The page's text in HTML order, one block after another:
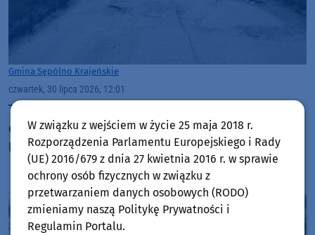
Gmina Sępólno Krajeńskie
czwartek, 30 lipca 2026, 12:01
Trwają prace projektowe związane z budową drogi
do Punktu Selektywnej Zbiórki Odpadów
Komunalnych w Sępólnie Krajeńskim
W związku z wejściem w życie 25 maja 2018 r.
Rozporządzenia Parlamentu Europejskiego i Rady
(UE) 2016/679 z dnia 27 kwietnia 2016 r. w sprawie
ochrony osób fizycznych w związku z
przetwarzaniem danych osobowych (RODO)
zmieniamy naszą Politykę Prywatności i
Regulamin Portalu.